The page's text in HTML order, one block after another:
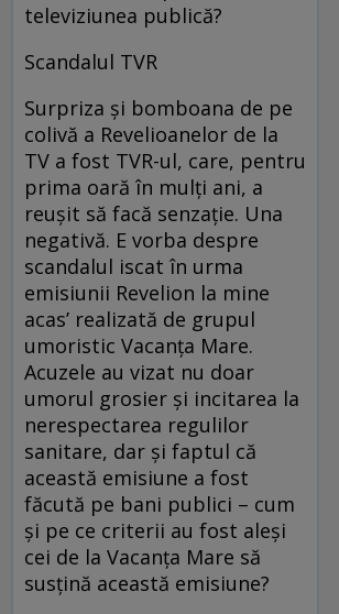
televiziunea publică?
Scandalul TVR
Surpriza și bomboana de pe
colivă a Revelioanelor de la
TV a fost TVR-ul, care, pentru
prima oară în mulți ani, a
reușit să facă senzație. Una
negativă. E vorba despre
scandalul iscat în urma
emisiunii Revelion la mine
acas’ realizată de grupul
umoristic Vacanța Mare.
Acuzele au vizat nu doar
umorul grosier și incitarea la
nerespectarea regulilor
sanitare, dar și faptul că
această emisiune a fost
făcută pe bani publici – cum
și pe ce criterii au fost aleși
cei de la Vacanța Mare să
susțină această emisiune?